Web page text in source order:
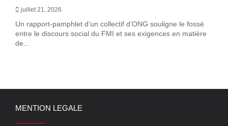
juillet 21, 2026
Un rapport-pamphlet d’un collectif d’ONG souligne le fossé
entre le discours social du FMI et ses exigences en matière
de...
MENTION LEGALE